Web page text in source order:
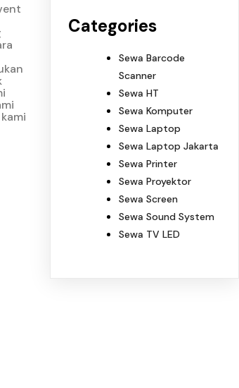
Categories
Sewa Barcode
Scanner
Sewa HT
Sewa Komputer
Sewa Laptop
Sewa Laptop Jakarta
Sewa Printer
Sewa Proyektor
Sewa Screen
Sewa Sound System
Sewa TV LED